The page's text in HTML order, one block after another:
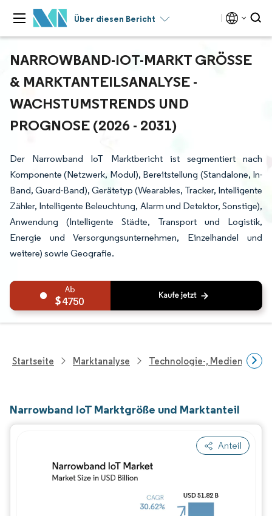
Über diesen Bericht
NARROWBAND-IOT-MARKT GRÖSSE &
MARKTANTEILSANALYSE - W
ACHSTUMSTRENDS UND P
ROGNOSE (2026 - 2031)
Der Narrowband IoT Marktbericht ist segmentiert nach
Komponente (Netzwerk, Modul), Bereitstellung (Standalone, In-
Band, Guard-Band), Gerätetyp (Wearables, Tracker, Intelligente
Zähler, Intelligente Beleuchtung, Alarm und Detektor, Sonstige),
Anwendung (Intelligente Städte, Transport und Logistik,
Energie und Versorgungsunternehmen, Einzelhandel und
weitere) sowie Geografie.
4750
Startseite Marktanalyse Technologie-, Medien- Und
Narrowband IoT Marktgröße und Marktanteil
Anteil